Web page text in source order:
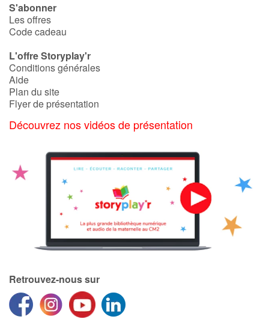
S'abonner
Les offres
Code cadeau
L'offre Storyplay'r
Conditions générales
Aide
Plan du site
Flyer de présentation
Découvrez nos vidéos de présentation
Retrouvez-nous sur